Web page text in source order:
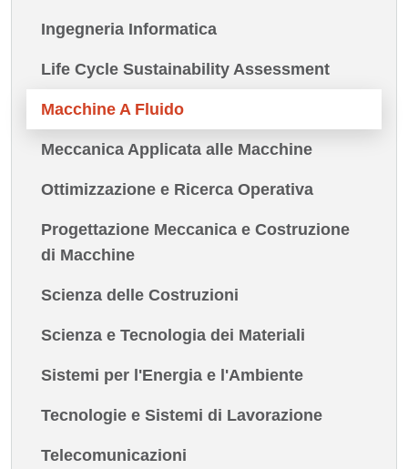
Ingegneria Informatica
Life Cycle Sustainability Assessment
Macchine A Fluido
Meccanica Applicata alle Macchine
Ottimizzazione e Ricerca Operativa
Progettazione Meccanica e Costruzione
di Macchine
Scienza delle Costruzioni
Scienza e Tecnologia dei Materiali
Sistemi per l'Energia e l'Ambiente
Tecnologie e Sistemi di Lavorazione
Telecomunicazioni